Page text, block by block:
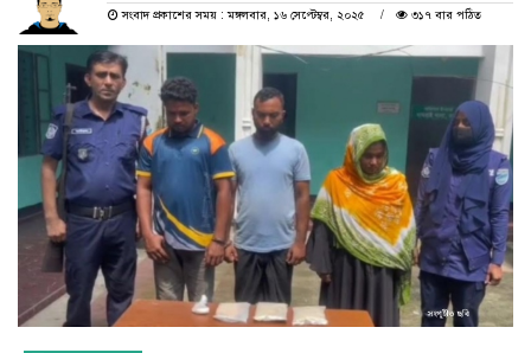
সংবাদ প্রকাশের সময় : মঙ্গলবার, ১৬ সেপ্টেম্বর, ২০২৫
৩১৭ বার পঠিত